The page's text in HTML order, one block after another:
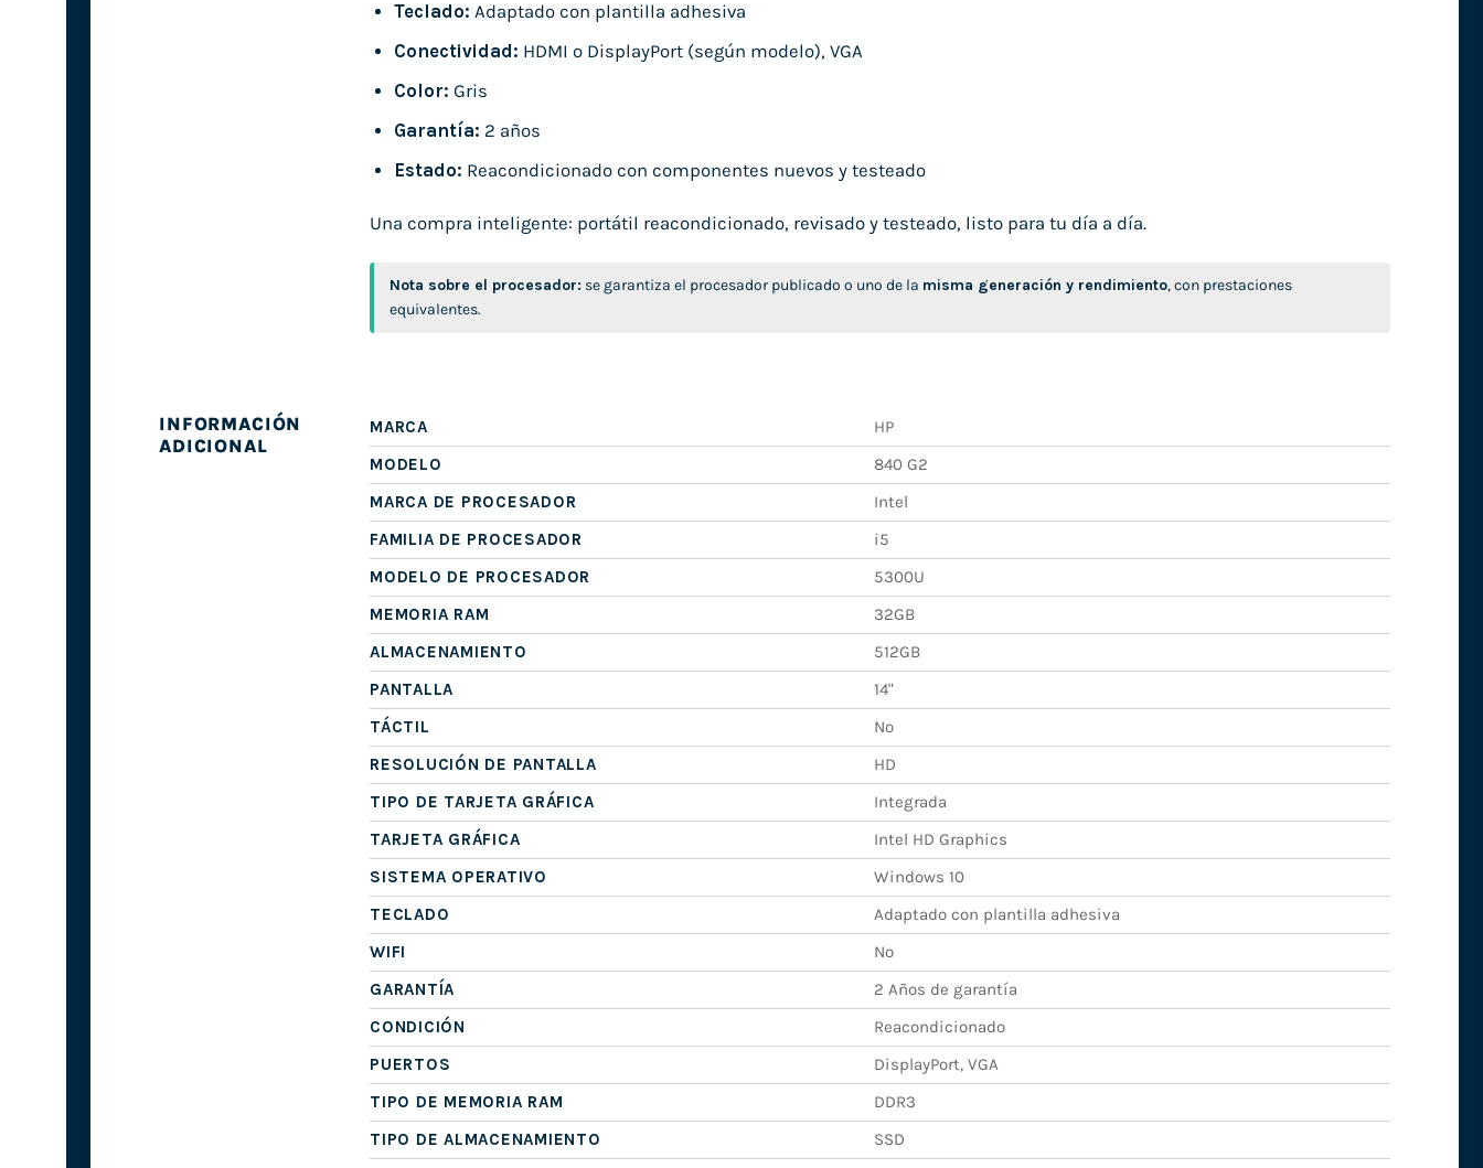
Teclado: Adaptado con plantilla adhesiva
Conectividad: HDMI o DisplayPort (según modelo), VGA
Color: Gris
Garantía: 2 años
Estado: Reacondicionado con componentes nuevos y testeado
Una compra inteligente: portátil reacondicionado, revisado y testeado, listo para tu día a día.
Nota sobre el procesador: se garantiza el procesador publicado o uno de la misma generación y rendimiento, con prestaciones
equivalentes.
INFORMACIÓN
ADICIONAL
MARCA
HP
MODELO
840 G2
MARCA DE PROCESADOR
Intel
FAMILIA DE PROCESADOR
i5
MODELO DE PROCESADOR
5300U
MEMORIA RAM
32GB
ALMACENAMIENTO
512GB
PANTALLA
14"
TÁCTIL
No
RESOLUCIÓN DE PANTALLA
HD
TIPO DE TARJETA GRÁFICA
Integrada
TARJETA GRÁFICA
Intel HD Graphics
SISTEMA OPERATIVO
Windows 10
TECLADO
Adaptado con plantilla adhesiva
WIFI
No
GARANTÍA
2 Años de garantía
CONDICIÓN
Reacondicionado
PUERTOS
DisplayPort, VGA
TIPO DE MEMORIA RAM
DDR3
TIPO DE ALMACENAMIENTO
SSD